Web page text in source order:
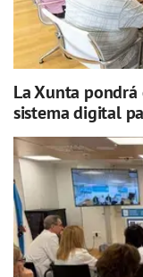
La Xunta
sistema digital